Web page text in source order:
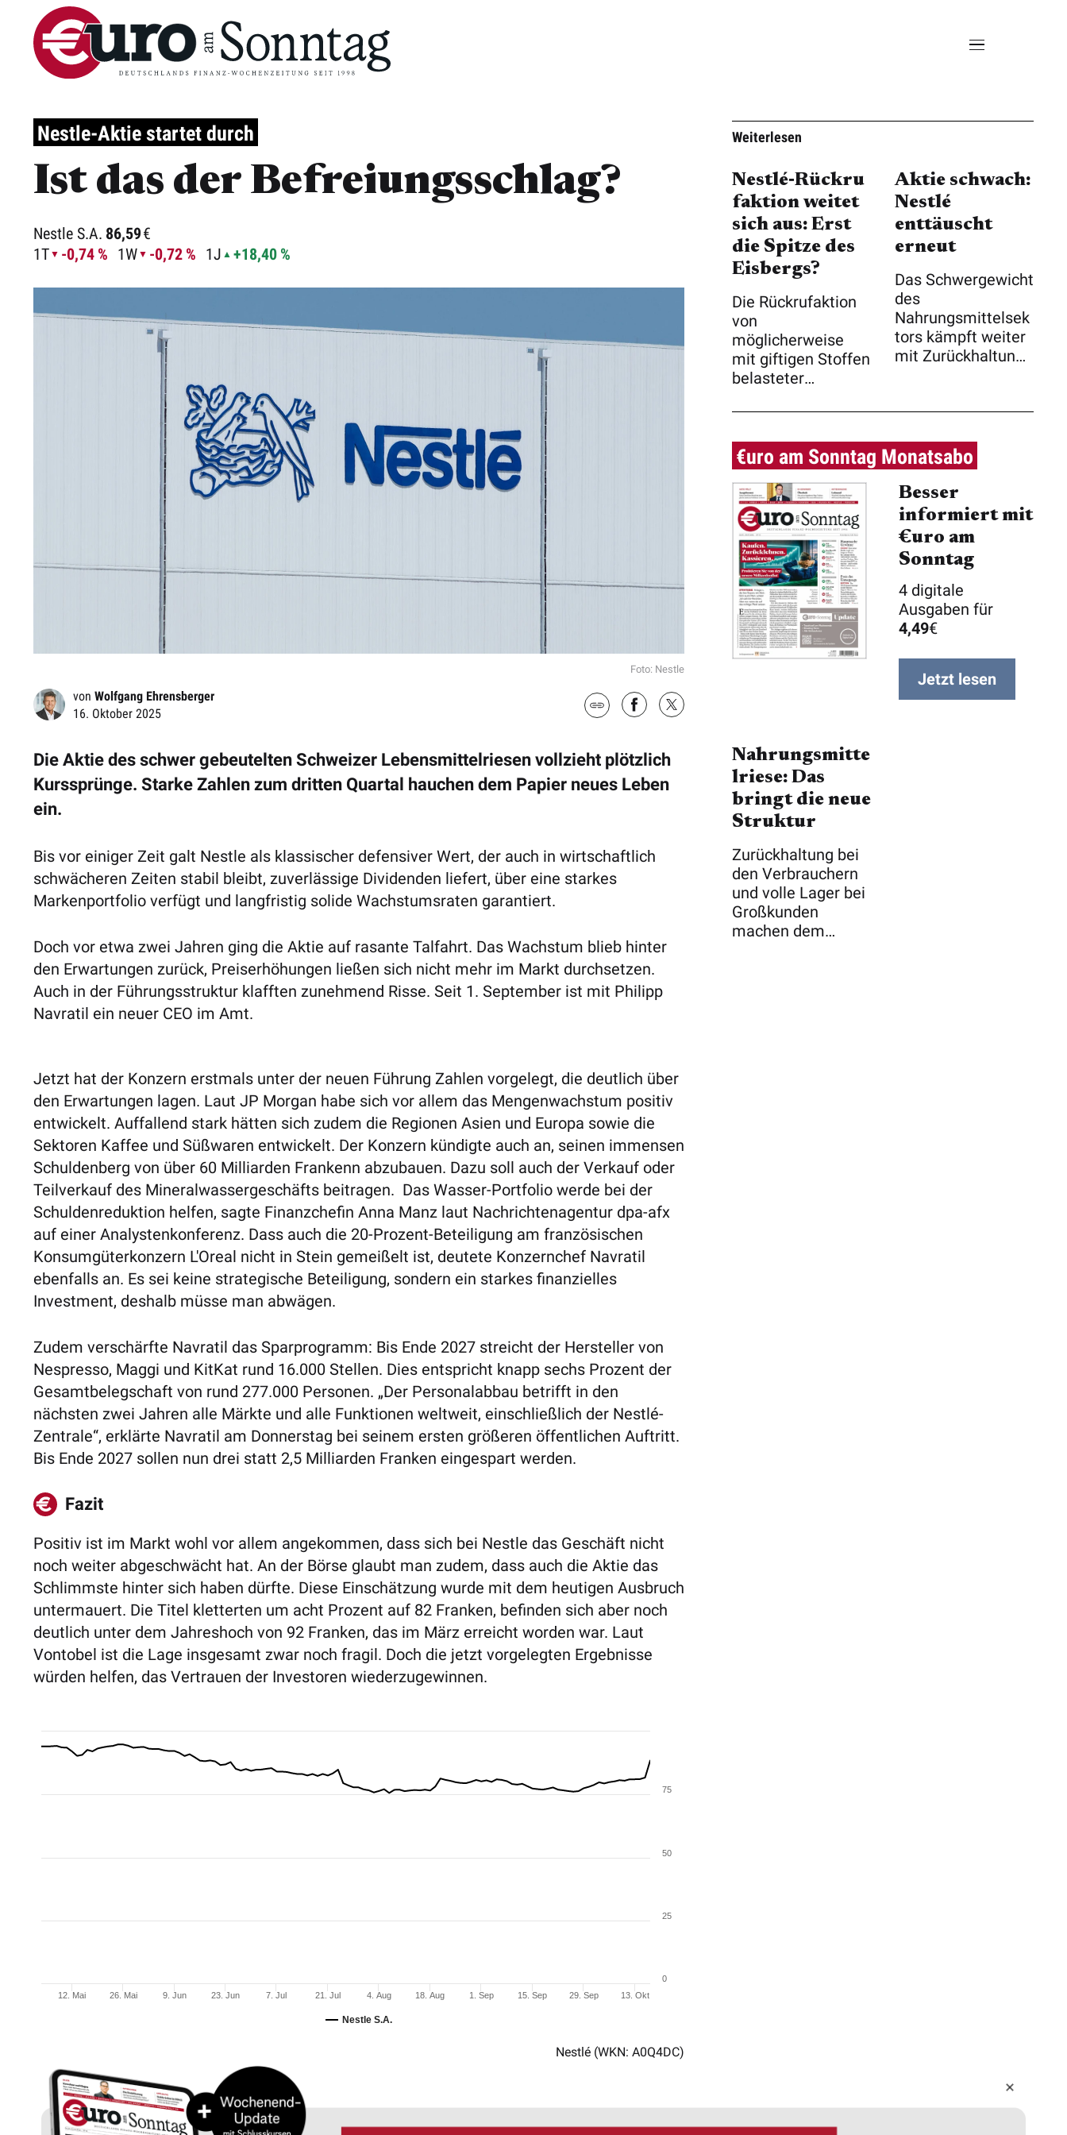
Nestle-Aktie startet durch
Ist das der Befreiungsschlag?
Nestle S.A. 86,59€
1T
-0,74 % 1W -0,72 % 1J +18,40 %
Foto: Nestle
von Wolfgang Ehrensberger
16. Oktober 2025
Die Aktie des schwer gebeutelten Schweizer Lebensmittelriesen vollzieht plötzlich
Kurssprünge. Starke Zahlen zum dritten Quartal hauchen dem Papier neues Leben
ein.
Bis vor einiger Zeit galt Nestle als klassischer defensiver Wert, der auch in wirtschaftlich
schwächeren Zeiten stabil bleibt, zuverlässige Dividenden liefert, über eine starkes
Markenportfolio verfügt und langfristig solide Wachstumsraten garantiert.
Doch vor etwa zwei Jahren ging die Aktie auf rasante Talfahrt. Das Wachstum blieb hinter
den Erwartungen zurück, Preiserhöhungen ließen sich nicht mehr im Markt durchsetzen.
Auch in der Führungsstruktur klafften zunehmend Risse. Seit 1. September ist mit Philipp
Navratil ein neuer CEO im Amt.
Jetzt hat der Konzern erstmals unter der neuen Führung Zahlen vorgelegt, die deutlich über
den Erwartungen lagen. Laut JP Morgan habe sich vor allem das Mengenwachstum positiv
entwickelt. Auffallend stark hätten sich zudem die Regionen Asien und Europa sowie die
Sektoren Kaffee und Süßwaren entwickelt. Der Konzern kündigte auch an, seinen immensen
Schuldenberg von über 60 Milliarden Frankenn abzubauen. Dazu soll auch der Verkauf oder
Teilverkauf des Mineralwassergeschäfts beitragen. Das Wasser-Portfolio werde bei der
Schuldenreduktion helfen, sagte Finanzchefin Anna Manz laut Nachrichtenagentur dpa-afx
auf einer Analystenkonferenz. Dass auch die 20-Prozent-Beteiligung am französischen
Konsumgüterkonzern L'Oreal nicht in Stein gemeißelt ist, deutete Konzernchef Navratil
ebenfalls an. Es sei keine strategische Beteiligung, sondern ein starkes finanzielles
Investment, deshalb müsse man abwägen.
Zudem verschärfte Navratil das Sparprogramm: Bis Ende 2027 streicht der Hersteller von
Nespresso, Maggi und KitKat rund 16.000 Stellen. Dies entspricht knapp sechs Prozent der
Gesamtbelegschaft von rund 277.000 Personen. „Der Personalabbau betrifft in den
nächsten zwei Jahren alle Märkte und alle Funktionen weltweit, einschließlich der Nestlé-
Zentrale“, erklärte Navratil am Donnerstag bei seinem ersten größeren öffentlichen Auftritt.
Bis Ende 2027 sollen nun drei statt 2,5 Milliarden Franken eingespart werden.
Fazit
Positiv ist im Markt wohl vor allem angekommen, dass sich bei Nestle das Geschäft nicht
noch weiter abgeschwächt hat. An der Börse glaubt man zudem, dass auch die Aktie das
Schlimmste hinter sich haben dürfte. Diese Einschätzung wurde mit dem heutigen Ausbruch
untermauert. Die Titel kletterten um acht Prozent auf 82 Franken, befinden sich aber noch
deutlich unter dem Jahreshoch von 92 Franken, das im März erreicht worden war. Laut
Vontobel ist die Lage insgesamt zwar noch fragil. Doch die jetzt vorgelegten Ergebnisse
würden helfen, das Vertrauen der Investoren wiederzugewinnen.
Nestle S.A.
12. Mai 26. Mai 9. Jun 23. Jun 7. Jul 21. Jul 4. Aug 18. Aug 1. Sep 15. Sep 29. Sep 13. Okt
0
25
50
75
Nestlé (WKN: A0Q4DC)
Weiterlesen
Nestlé‑Rückru
faktion weitet
sich aus: Erst
die Spitze des
Eisbergs?
Die Rückrufaktion
von
möglicherweise
mit giftigen Stoffen
belasteter
Schweizer L ...
Aktie schwach:
Nestlé
enttäuscht
erneut
Das Schwergewicht
des
Nahrungsmittelsek
tors kämpft weiter
mit Zurückhaltung
€uro am Sonntag Monatsabo
Besser
informiert mit
€uro am
Sonntag
4 digitale
Ausgaben für
4,49€
Jetzt lesen
Nahrungsmitte
lriese: Das
bringt die neue
Struktur
Zurückhaltung bei
den Verbrauchern
und volle Lager bei
Großkunden
machen dem